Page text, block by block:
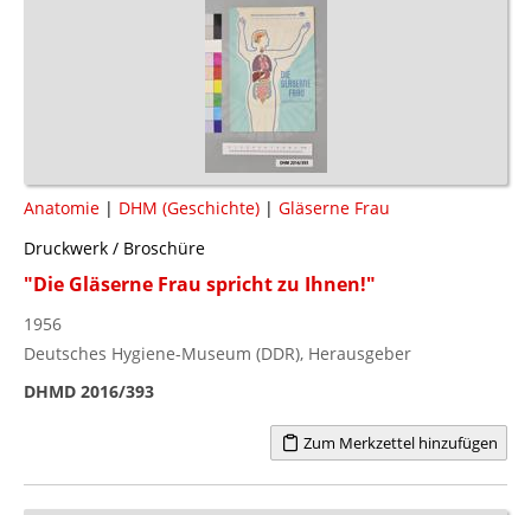
Anatomie | DHM (Geschichte) | Gläserne Frau
Druckwerk / Broschüre
"Die Gläserne Frau spricht zu Ihnen!"
1956
Deutsches Hygiene-Museum (DDR), Herausgeber
DHMD 2016/393
Zum Merkzettel hinzufügen